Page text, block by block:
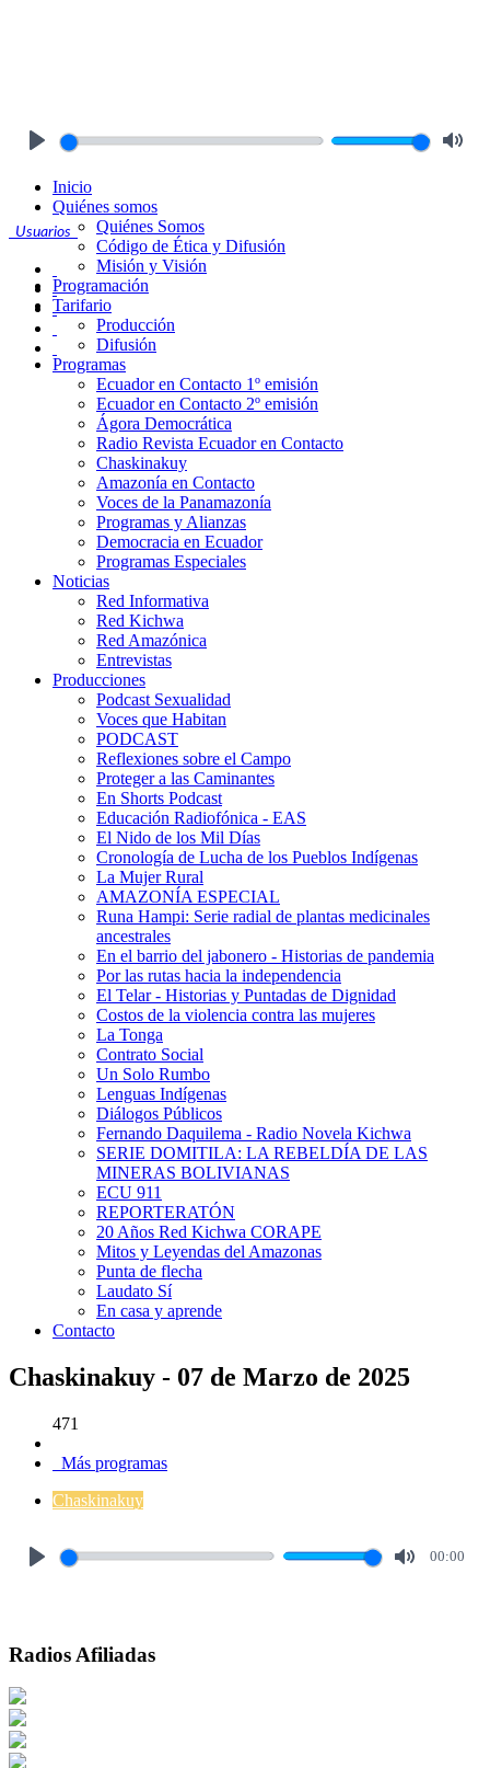
Usuarios
Inicio
Quiénes somos
Quiénes Somos
Código de Ética y Difusión
Misión y Visión
Programación
Tarifario
Producción
Difusión
Programas
Ecuador en Contacto 1º emisión
Ecuador en Contacto 2º emisión
Ágora Democrática
Radio Revista Ecuador en Contacto
Chaskinakuy
Amazonía en Contacto
Voces de la Panamazonía
Programas y Alianzas
Democracia en Ecuador
Programas Especiales
Noticias
Red Informativa
Red Kichwa
Red Amazónica
Entrevistas
Producciones
Podcast Sexualidad
Voces que Habitan
PODCAST
Reflexiones sobre el Campo
Proteger a las Caminantes
En Shorts Podcast
Educación Radiofónica - EAS
El Nido de los Mil Días
Cronología de Lucha de los Pueblos Indígenas
La Mujer Rural
AMAZONÍA ESPECIAL
Runa Hampi: Serie radial de plantas medicinales
ancestrales
En el barrio del jabonero - Historias de pandemia
Por las rutas hacia la independencia
El Telar - Historias y Puntadas de Dignidad
Costos de la violencia contra las mujeres
La Tonga
Contrato Social
Un Solo Rumbo
Lenguas Indígenas
Diálogos Públicos
Fernando Daquilema - Radio Novela Kichwa
SERIE DOMITILA: LA REBELDÍA DE LAS
MINERAS BOLIVIANAS
ECU 911
REPORTERATÓN
20 Años Red Kichwa CORAPE
Mitos y Leyendas del Amazonas
Punta de flecha
Laudato Sí
En casa y aprende
Contacto
Chaskinakuy - 07 de Marzo de 2025
471
Más programas
Chaskinakuy
00:00
Radios Afiliadas